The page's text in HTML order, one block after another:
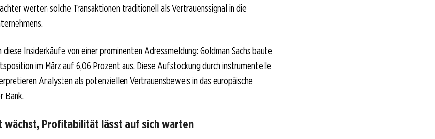
werten solche Transaktionen traditionell als Vertrauenssignal in die
Insiderkäufe von einer prominenten Adressmeldung: Goldman Sachs baute
im März auf 6,06 Prozent aus. Diese Aufstockung durch instrumentelle
Analysten als potenziellen Vertrauensbeweis in das europäische
Bank.
wächst, Profitabilität lässt auf sich warten